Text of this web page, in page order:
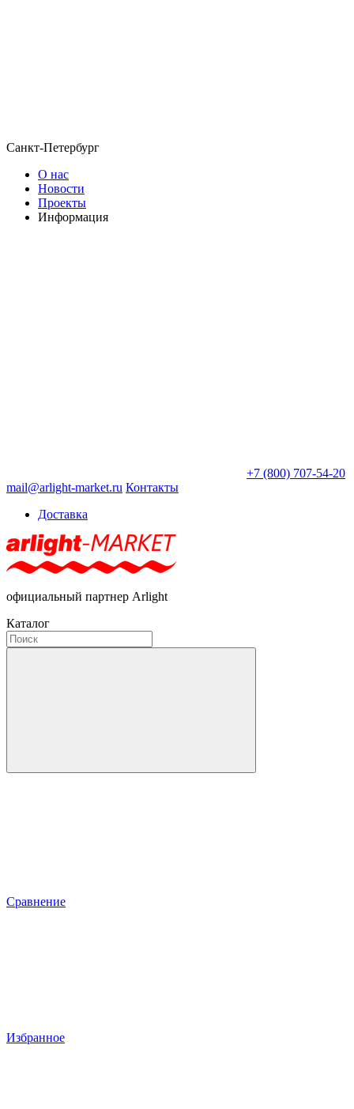
Санкт-Петербург
О нас
Новости
Проекты
Информация
+7 (800) 707-54-20
mail@arlight-market.ru Контакты
Доставка
официальный партнер Arlight
Каталог
Сравнение
Избранное